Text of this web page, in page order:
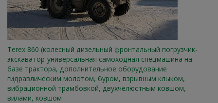
Terex 860 (колесный дизельный фронтальный погрузчик-
экскаватор-универсальная самоходная спецмашина на
базе трактора, дополнительное оборудование
гидравлическим молотом, буром, взрывным клыком,
вибрационной трамбовкой, двухчелюстным ковшом,
вилами, ковшом